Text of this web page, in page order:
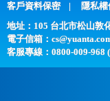
客戶資料保密 隱私
地址：105 台北市松山敦
電子信箱：
客服專線： 0800-009-968